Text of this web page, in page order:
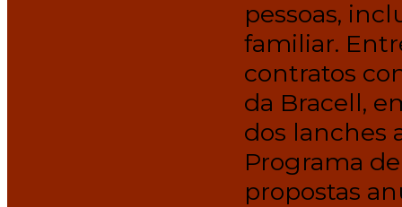
pessoas,
familiar.
contratos
da Bracell,
dos lanches
Programa
propostas